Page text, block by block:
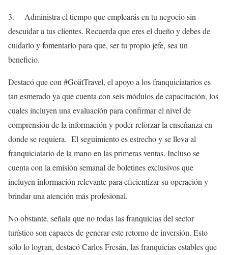
3. Administra el tiempo que emplearás en tu negocio sin
descuidar a tus clientes. Recuerda que eres el dueño y debes de
cuidarlo y fomentarlo para que, ser tu propio jefe, sea un
beneficio.
Destacó que con #GoätTravel, el apoyo a los franquiciatarios es
tan esmerado ya que cuenta con seis módulos de capacitación, los
cuales incluyen una evaluación para confirmar el nivel de
comprensión de la información y poder reforzar la enseñanza en
donde se requiera. El seguimiento es estrecho y se lleva al
franquiciatario de la mano en las primeras ventas. Incluso se
cuenta con la emisión semanal de boletines exclusivos que
incluyen información relevante para eficientizar su operación y
brindar una atención más profesional.
No obstante, señala que no todas las franquicias del sector
turístico son capaces de generar este retorno de inversión. Esto
sólo lo logran, destacó Carlos Fresán, las franquicias estables que